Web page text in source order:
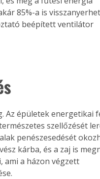
85%-a is
beépített ventilátor
Az épületek energetikai
szellőzését
penészesedését
kárba, és a zaj is
ami a házon végzett